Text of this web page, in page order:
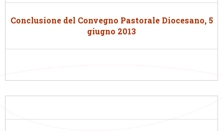
Conclusione del Convegno Pastorale Diocesano, 5
giugno 2013